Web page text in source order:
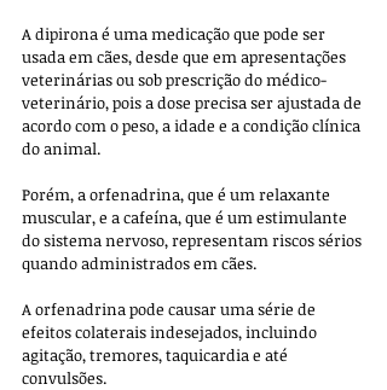
A dipirona é uma medicação que pode ser
usada em cães, desde que em apresentações
veterinárias ou sob prescrição do médico-
veterinário, pois a dose precisa ser ajustada de
acordo com o peso, a idade e a condição clínica
do animal.
Porém, a orfenadrina, que é um relaxante
muscular, e a cafeína, que é um estimulante
do sistema nervoso, representam riscos sérios
quando administrados em cães.
A orfenadrina pode causar uma série de
efeitos colaterais indesejados, incluindo
agitação, tremores, taquicardia e até
convulsões.